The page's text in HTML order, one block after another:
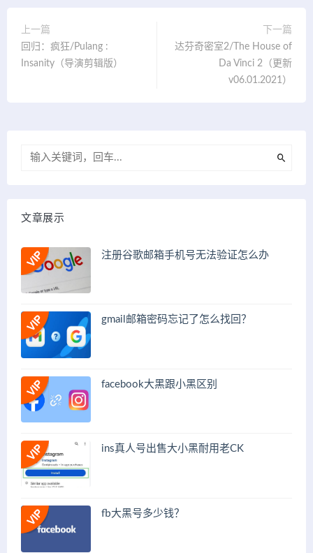
上一篇
回归：疯狂/Pulang :
Insanity（导演剪辑版）
下一篇
达芬奇密室2/The House of
Da Vinci 2（更新
v06.01.2021）
文章展示
注册谷歌邮箱手机号无法验证怎么办
gmail邮箱密码忘记了怎么找回？
facebook大黑跟小黑区别
ins真人号出售大小黑耐用老CK
fb大黑号多少钱？